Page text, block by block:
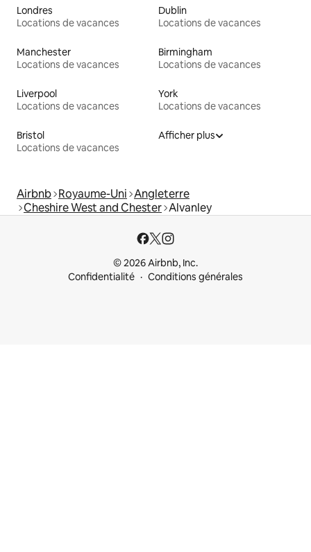
Londres
Locations de vacances
Dublin
Locations de vacances
Manchester
Locations de vacances
Birmingham
Locations de vacances
Liverpool
Locations de vacances
York
Locations de vacances
Bristol
Locations de vacances
Afficher plus
Airbnb Royaume-Uni Angleterre
Cheshire West and Chester Alvanley
© 2026 Airbnb, Inc.
Confidentialité
Conditions générales